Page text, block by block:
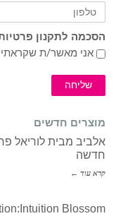
הסכמה לתקנון
אני מאשר/ת
שליחה
מוצרים חדשים
אלביב מבית לוריאל
חדשה
קרא עוד ←
Blossom